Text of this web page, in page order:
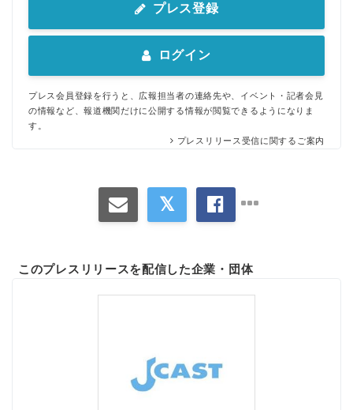
プレス登録
ログイン
プレス会員登録を行うと、広報担当者の連絡先や、イベント・記者会見
の情報など、報道機関だけに公開する情報が閲覧できるようになりま
す。
プレスリリース受信に関するご案内
このプレスリリースを配信した企業・団体